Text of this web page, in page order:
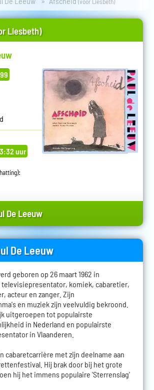
Liesbeth)
uur
:
De Leeuw
De Leeuw
geboren op 26 maart 1962 in
televisiepresentator, komiek, cabaretier,
acteur en zanger. Zijn
en muziek zijn veelvuldig bekroond.
uitgeroepen tot populairste
in Nederland en populairste
in Vlaanderen.
cabaretcarrière met zijn deelname aan
Hij brak door bij het grote
hij het immens populaire 'Sterrenslag'